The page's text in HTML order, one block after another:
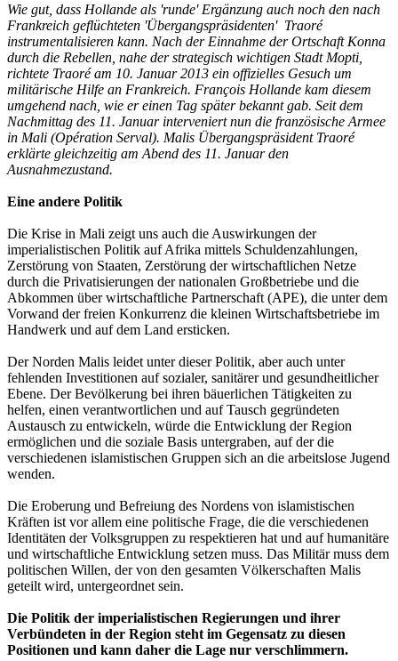
Wie gut, dass Hollande als 'runde' Ergänzung auch noch den nach
Frankreich geflüchteten 'Übergangspräsidenten' Traoré
instrumentalisieren kann. Nach der Einnahme der Ortschaft Konna
durch die Rebellen, nahe der strategisch wichtigen Stadt Mopti,
richtete Traoré am 10. Januar 2013 ein offizielles Gesuch um
militärische Hilfe an Frankreich. François Hollande kam diesem
umgehend nach, wie er einen Tag später bekannt gab. Seit dem
Nachmittag des 11. Januar interveniert nun die französische Armee
in Mali (Opération Serval). Malis Übergangspräsident Traoré
erklärte gleichzeitig am Abend des 11. Januar den
Ausnahmezustand.
Eine andere Politik
Die Krise in Mali zeigt uns auch die Auswirkungen der
imperialistischen Politik auf Afrika mittels Schuldenzahlungen,
Zerstörung von Staaten, Zerstörung der wirtschaftlichen Netze
durch die Privatisierungen der nationalen Großbetriebe und die
Abkommen über wirtschaftliche Partnerschaft (APE), die unter dem
Vorwand der freien Konkurrenz die kleinen Wirtschaftsbetriebe im
Handwerk und auf dem Land ersticken.
Der Norden Malis leidet unter dieser Politik, aber auch unter
fehlenden Investitionen auf sozialer, sanitärer und gesundheitlicher
Ebene. Der Bevölkerung bei ihren bäuerlichen Tätigkeiten zu
helfen, einen verantwortlichen und auf Tausch gegründeten
Austausch zu entwickeln, würde die Entwicklung der Region
ermöglichen und die soziale Basis untergraben, auf der die
verschiedenen islamistischen Gruppen sich an die arbeitslose Jugend
wenden.
Die Eroberung und Befreiung des Nordens von islamistischen
Kräften ist vor allem eine politische Frage, die die verschiedenen
Identitäten der Volksgruppen zu respektieren hat und auf humanitäre
und wirtschaftliche Entwicklung setzen muss. Das Militär muss dem
politischen Willen, der von den gesamten Völkerschaften Malis
geteilt wird, untergeordnet sein.
Die Politik der imperialistischen Regierungen und ihrer
Verbündeten in der Region steht im Gegensatz zu diesen
Positionen und kann daher die Lage nur verschlimmern.